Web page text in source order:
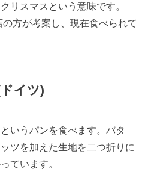
リスマスという意味です。
方が考案し、現在食べられて
イツ)
いうパンを食べます。バタ
ツを加えた生地を二つ折りに
ています。